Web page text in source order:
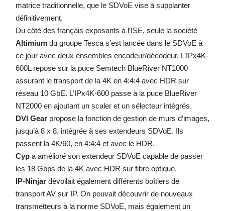
matrice traditionnelle, que le SDVoE vise à supplanter
définitivement.
Du côté des français exposants à l’ISE, seule la société
Altimiumdu groupe Tesca s’est lancée dans le SDVoE à
ce jour avec deux ensembles encodeur/décodeur. L’IPx4K-
600L repose sur la puce Semtech BlueRiver NT1000
assurant le transport de la 4K en 4:4:4 avec HDR sur
réseau 10 GbE. L’IPx4K-600 passe à la puce BlueRiver
NT2000 en ajoutant un scaler et un sélecteur intégrés.
DVI Gearpropose la fonction de gestion de murs d’images,
jusqu’à 8 x 8, intégrée à ses extendeurs SDVoE. Ils
passent la 4K/60, en 4:4:4 et avec le HDR.
Cypa amélioré son extendeur SDVoE capable de passer
les 18 Gbps de la 4K avec HDR sur fibre optique.
IP-Ninjardévoilait également différents boîtiers de
transport AV sur IP. On pouvait découvrir de nouveaux
transmetteurs à la norme SDVoE, mais également un